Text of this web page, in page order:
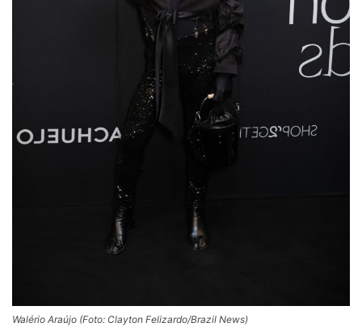
Walério Araújo (Foto: Clayton Felizardo/Brazil News)